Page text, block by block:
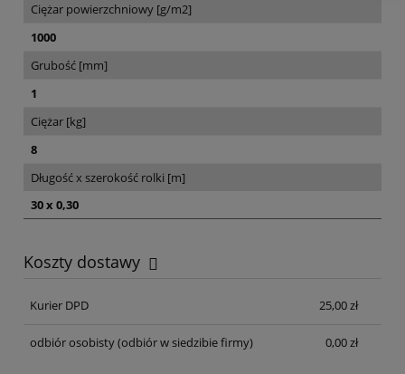
Ciężar powierzchniowy [g/m2]
1000
Grubość [mm]
1
Ciężar [kg]
8
Długość x szerokość rolki [m]
30 x 0,30
Koszty dostawy
Cena nie zawiera ewentualnych kosztów płatności
Kurier DPD
25,00 zł
odbiór osobisty(odbiór w siedzibie firmy) 0,00 zł